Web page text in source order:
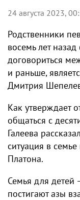
24 августа 2023,
Родственники
восемь лет
договориться
и раньше,
Дмитрия
Как утверждает
общаться с
Галеева
ситуация в
Платона.
Семья для детей
постигают азы